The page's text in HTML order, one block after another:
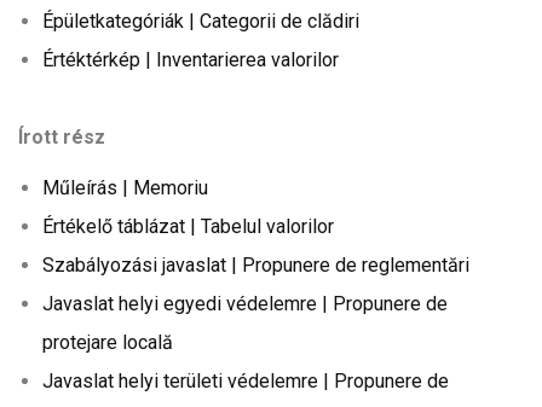
Épületkategóriák | Categorii de clădiri
Értéktérkép | Inventarierea valorilor
Írott rész
Műleírás | Memoriu
Értékelő táblázat | Tabelul valorilor
Szabályozási javaslat | Propunere de reglementări
Javaslat helyi egyedi védelemre | Propunere de
protejare locală
Javaslat helyi területi védelemre | Propunere de